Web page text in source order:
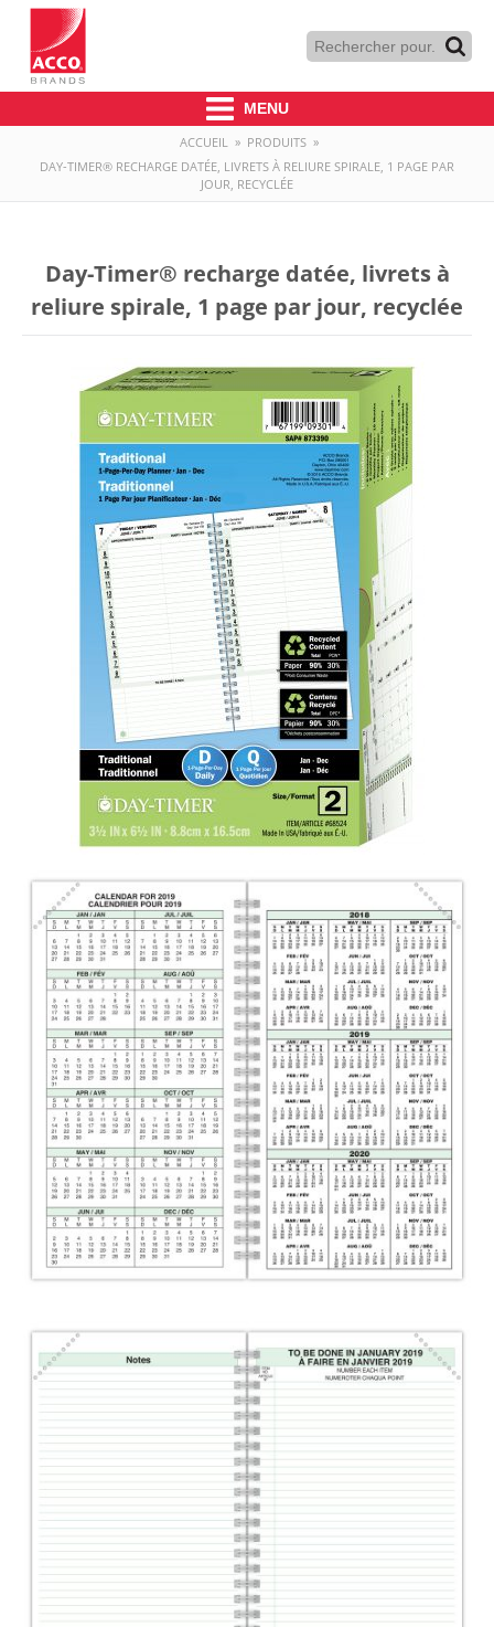
MENU
ACCUEIL » PRODUITS »
DAY-TIMER® RECHARGE DATÉE, LIVRETS À RELIURE SPIRALE, 1 PAGE PAR
JOUR, RECYCLÉE
Day-Timer® recharge datée, livrets à
reliure spirale, 1 page par jour, recyclée